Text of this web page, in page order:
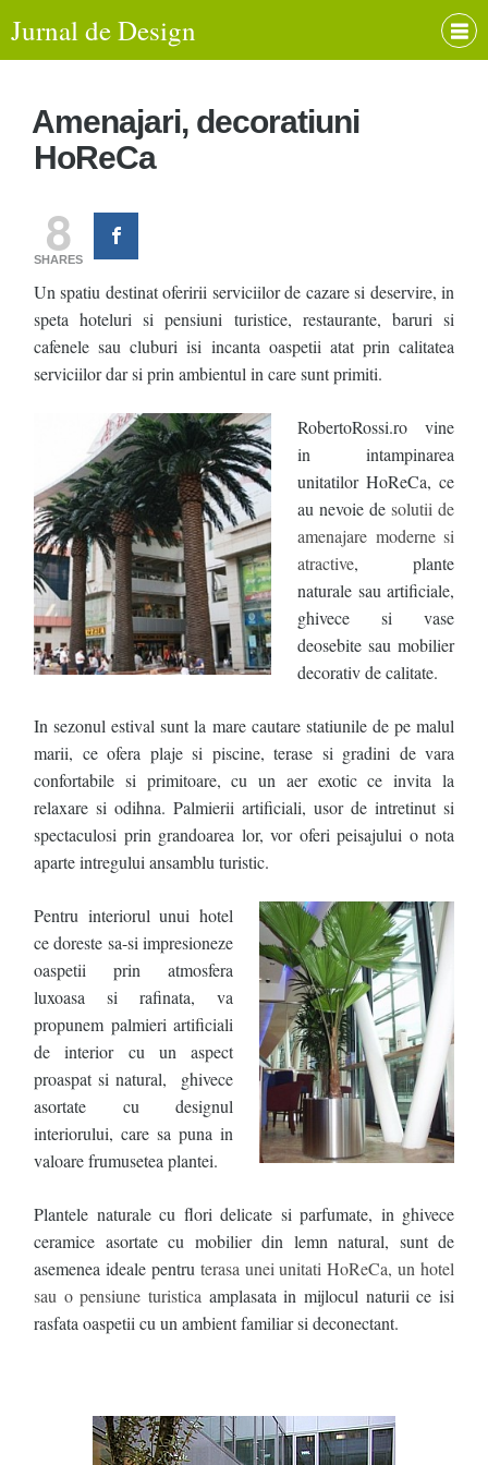
Jurnal de Design
Amenajari, decoratiuni
HoReCa
8
SHARES
Un spatiu destinat oferirii serviciilor de cazare si deservire, in
speta hoteluri si pensiuni turistice, restaurante, baruri si
cafenele sau cluburi isi incanta oaspetii atat prin calitatea
serviciilor dar si prin ambientul in care sunt primiti.
RobertoRossi.ro vine
in intampinarea
unitatilor HoReCa, ce
au nevoie de solutii de
amenajare moderne si
atractive, plante
naturale sau artificiale,
ghivece si vase
deosebite sau mobilier
decorativ de calitate.
In sezonul estival sunt la mare cautare statiunile de pe malul
marii, ce ofera plaje si piscine, terase si gradini de vara
confortabile si primitoare, cu un aer exotic ce invita la
relaxare si odihna. Palmierii artificiali, usor de intretinut si
spectaculosi prin grandoarea lor, vor oferi peisajului o nota
aparte intregului ansamblu turistic.
Pentru interiorul unui hotel
ce doreste sa-si impresioneze
oaspetii prin atmosfera
luxoasa si rafinata, va
propunem palmieri artificiali
de interior cu un aspect
proaspat si natural, ghivece
asortate cu designul
interiorului, care sa puna in
valoare frumusetea plantei.
Plantele naturale cu flori delicate si parfumate, in ghivece
ceramice asortate cu mobilier din lemn natural, sunt de
asemenea ideale pentru terasa unei unitati HoReCa, un hotel
sau o pensiune turistica amplasata in mijlocul naturii ce isi
rasfata oaspetii cu un ambient familiar si deconectant.